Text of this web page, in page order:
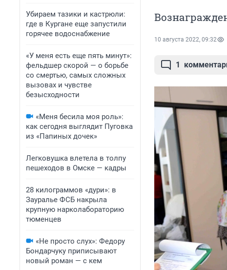
Убираем тазики и кастрюли:
где в Кургане еще запустили
горячее водоснабжение
«У меня есть еще пять минут»:
фельдшер скорой — о борьбе
со смертью, самых сложных
вызовах и чувстве
безысходности
«Меня бесила моя роль»:
как сегодня выглядит Пуговка
из «Папиных дочек»
Легковушка влетела в толпу
пешеходов в Омске — кадры
28 килограммов «дури»: в
Зауралье ФСБ накрыла
крупную нарколабораторию
тюменцев
«Не просто слух»: Федору
Бондарчуку приписывают
новый роман — с кем
10 августа 2022, 09:32
1